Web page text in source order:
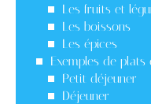
Les fruits et
Les boissons
Les épices
Exemples de
Petit déjeuner
Déjeuner